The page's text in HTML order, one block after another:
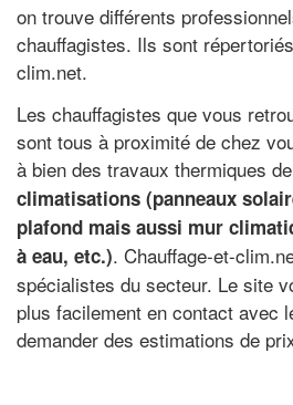
on trouve différents
chauffagistes. Ils sont
clim.net.
Les chauffagistes que vous
sont tous à proximité de chez
à bien des travaux thermiques de
climatisations (panneaux
plafond mais aussi mur
à eau, etc.). Chauffage-et-
spécialistes du secteur. Le site
plus facilement en contact avec
demander des estimations de